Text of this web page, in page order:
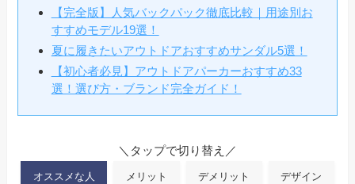
【完全版】人気バックパック徹底比較｜用途別お
すすめモデル19選！
夏に履きたいアウトドアおすすめサンダル5選！
【初心者必見】アウトドアパーカーおすすめ33
選！選び方・ブランド完全ガイド！
＼タップで切り替え／
オススメな人 メリット デメリット デザイン